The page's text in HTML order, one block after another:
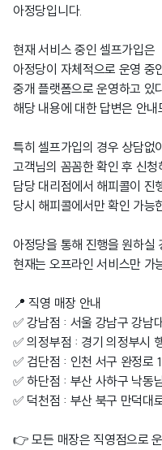
아정당입니다.
현재 서비스 중인 셀프가입은
아정당이 자체적으로 운영 중
중개 플랫폼으로 운영하고 있
해당 내용에 대한 답변은 안
특히 셀프가입의 경우 상담없이
고객님의 꼼꼼한 확인 후 신청
담당 대리점에서 해피콜이 진
당시 해피콜에서만 확인 가능
아정당을 통해 진행을 원하실
현재는 오프라인 서비스만 가
📍 직영 매장 안내
✅ 강남점 : 서울 강남구 강
✅ 의정부점 : 경기 의정부
✅ 검단점 : 인천 서구 완정
✅ 하단점 : 부산 사하구 낙
✅ 덕천점 : 부산 북구 만덕
👉 모든 매장은 직영점으로